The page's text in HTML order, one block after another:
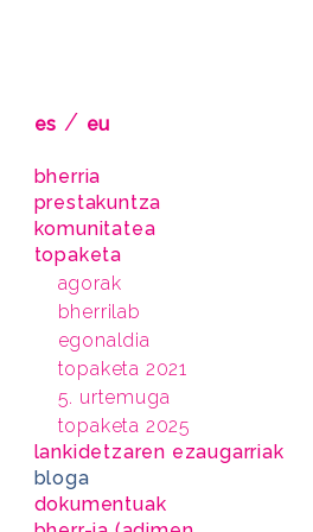
es / eu
bherria
prestakuntza
komunitatea
topaketa
agorak
bherrilab
egonaldia
topaketa 2021
5. urtemuga
topaketa 2025
lankidetzaren ezaugarriak
bloga
dokumentuak